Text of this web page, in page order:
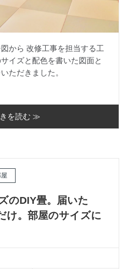
から 改修工事を担当する工
イズと配色を書いた図面と
ただきました。
を読む ≫
のDIY畳。届いた
け。部屋のサイズに